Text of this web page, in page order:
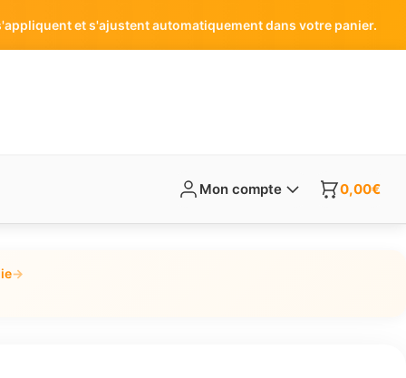
et s'ajustent automatiquement dans votre panier.
Mon compte 0,00€
→